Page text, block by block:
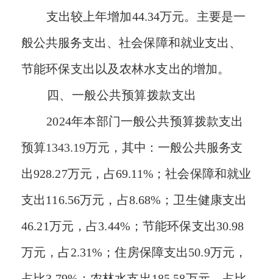
支出较上年增加44.34万元。主要是一
般公共服务支出 、社会保障和就业支出、
节能环保支出以及农林水支出的增加。
四、 一般公共预算拨款支出
2024年本部门一般公共预算拨款支出
预算1343.19万元，其中 ： 一般公共服务支
出928.27万元， 占69.11%；社会保障和就业
支出116.56万元 ，占8.68%； 卫生健康支出
46.21万元 ，占3.44%；节能环保支出30.98
万元 ，占2.31%；住房保障支出50.9万元 ，